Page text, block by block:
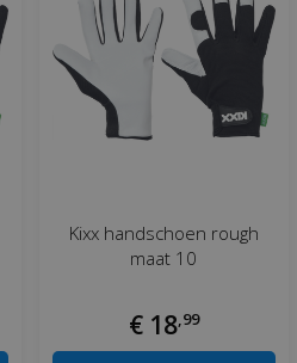
Kixx handschoen rough
maat 10
€ 18,99